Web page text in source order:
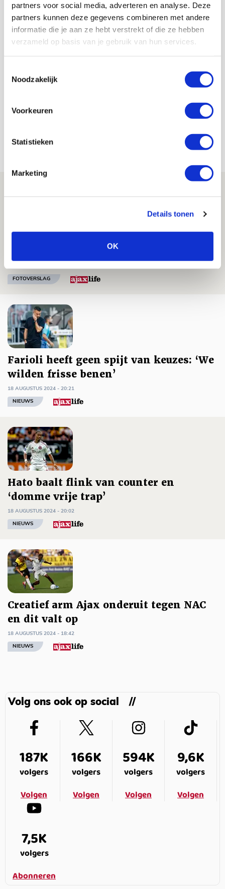
partners voor social media, adverteren en analyse. Deze
partners kunnen deze gegevens combineren met andere
informatie die je aan ze hebt verstrekt of die ze hebben
verzameld op basis van je gebruik van hun services.
Noodzakelijk
Voorkeuren
Statistieken
Marketing
Details tonen
OK
Burgemeester Breda: ‘Politie bij
voetbalduels zou uitzondering
moeten zijn’
Politiebonden voerden afgelopen weekeinde actie
voor een beter vroegpensioen. Daarom waren er
geen agenten bij FC Twente - Sparta en NAC -
Ajax. Dat ging allemaal prima, zo zag ook Paul
de regiegroep Voetbal en Veiligheid.
Terugkeer Ajacieden in Breda eindigt
FOTOVERSLAG
Farioli heeft geen spijt van keuzes: ‘We
wilden frisse benen’
18 AUGUSTUS 2024 - 20:21
NIEUWS
Hato baalt flink van counter en
‘domme vrije trap’
18 AUGUSTUS 2024 - 20:02
NIEUWS
Creatief arm Ajax onderuit tegen NAC
en dit valt op
18 AUGUSTUS 2024 - 18:42
NIEUWS
Volg ons ook op social
187K
volgers
Volgen
166K
volgers
Volgen
594K
volgers
Volgen
9,6K
volgers
Volgen
7,5K
volgers
Abonneren